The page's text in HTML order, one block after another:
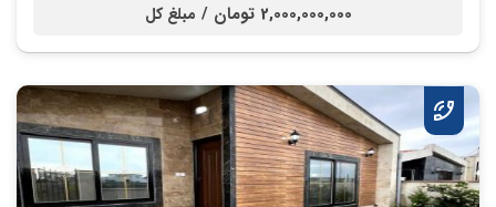
2,000,000,000 تومان / مبلغ کل